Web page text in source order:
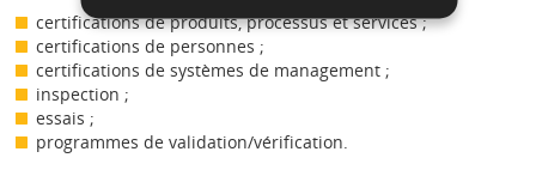
certifications de produits, processus et services ;
certifications de personnes ;
certifications de systèmes de management ;
inspection ;
essais ;
programmes de validation/vérification.